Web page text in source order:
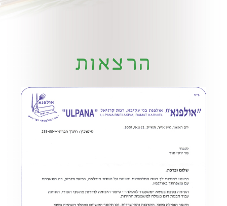
הרצאות